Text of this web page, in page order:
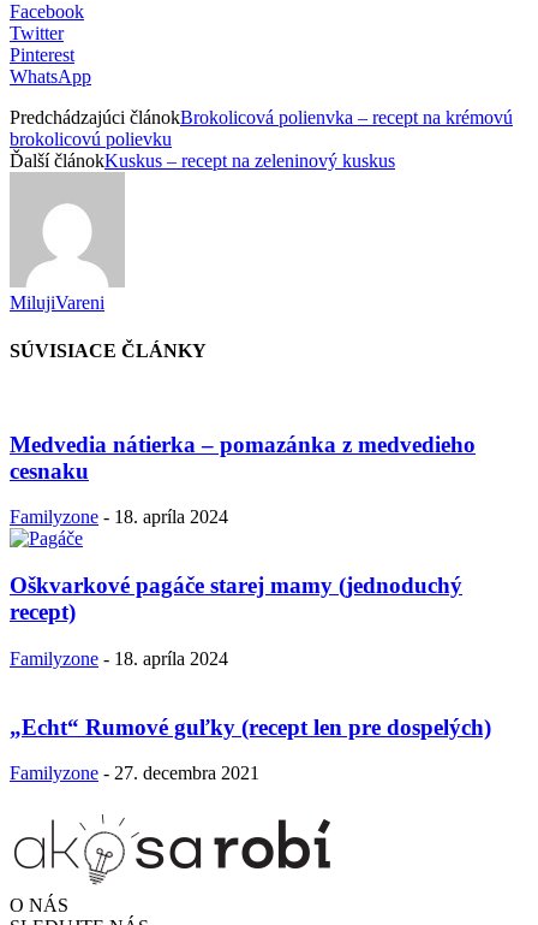
Facebook
Twitter
Pinterest
WhatsApp
Predchádzajúci článokBrokolicová polienvka – recept na krémovú
brokolicovú polievku
Ďalší článokKuskus – recept na zeleninový kuskus
MilujiVareni
SÚVISIACE ČLÁNKY
Medvedia nátierka – pomazánka z medvedieho
cesnaku
Familyzone - 18. apríla 2024
Oškvarkové pagáče starej mamy (jednoduchý
recept)
Familyzone - 18. apríla 2024
„Echt“ Rumové guľky (recept len pre dospelých)
Familyzone - 27. decembra 2021
O NÁS